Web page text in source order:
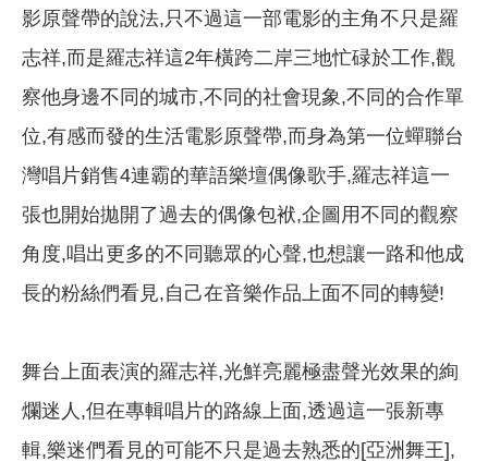
影原聲帶的說法,只不過這一部電影的主角不只是羅
志祥,而是羅志祥這2年橫跨二岸三地忙碌於工作,觀
察他身邊不同的城市,不同的社會現象,不同的合作單
位,有感而發的生活電影原聲帶,而身為第一位蟬聯台
灣唱片銷售4連霸的華語樂壇偶像歌手,羅志祥這一
張也開始拋開了過去的偶像包袱,企圖用不同的觀察
角度,唱出更多的不同聽眾的心聲,也想讓一路和他成
長的粉絲們看見,自己在音樂作品上面不同的轉變!
舞台上面表演的羅志祥,光鮮亮麗極盡聲光效果的絢
爛迷人,但在專輯唱片的路線上面,透過這一張新專
輯,樂迷們看見的可能不只是過去熟悉的[亞洲舞王],